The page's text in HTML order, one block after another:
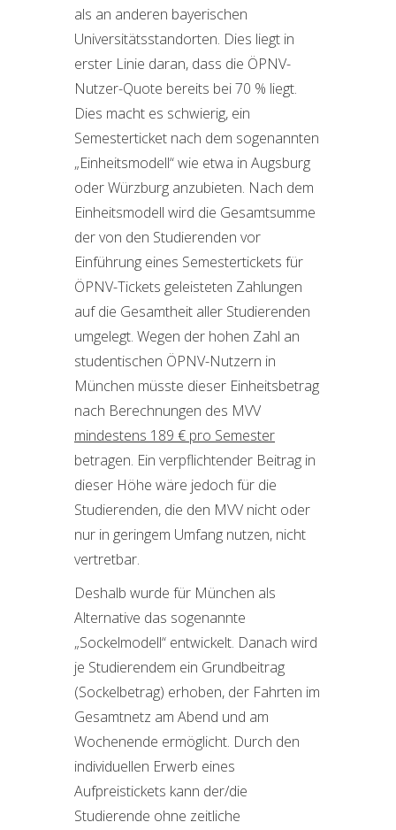
als an anderen bayerischen
Universitätsstandorten. Dies liegt in
erster Linie daran, dass die ÖPNV-
Nutzer-Quote bereits bei 70 % liegt.
Dies macht es schwierig, ein
Semesterticket nach dem sogenannten
„Einheitsmodell“ wie etwa in Augsburg
oder Würzburg anzubieten. Nach dem
Einheitsmodell wird die Gesamtsumme
der von den Studierenden vor
Einführung eines Semestertickets für
ÖPNV-Tickets geleisteten Zahlungen
auf die Gesamtheit aller Studierenden
umgelegt. Wegen der hohen Zahl an
studentischen ÖPNV-Nutzern in
München müsste dieser Einheitsbetrag
nach Berechnungen des MVV
mindestens 189 € pro Semester
betragen. Ein verpflichtender Beitrag in
dieser Höhe wäre jedoch für die
Studierenden, die den MVV nicht oder
nur in geringem Umfang nutzen, nicht
vertretbar.
Deshalb wurde für München als
Alternative das sogenannte
„Sockelmodell“ entwickelt. Danach wird
je Studierendem ein Grundbeitrag
(Sockelbetrag) erhoben, der Fahrten im
Gesamtnetz am Abend und am
Wochenende ermöglicht. Durch den
individuellen Erwerb eines
Aufpreistickets kann der/die
Studierende ohne zeitliche